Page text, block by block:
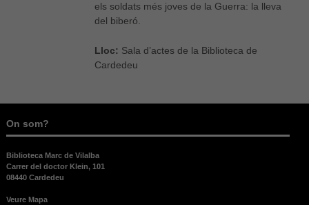
els soldats més joves de la Guerra: la lleva
del biberó.
Lloc: Sala d’actes de la Biblioteca de
Cardedeu
On som?
Biblioteca Marc de Vilalba
Carrer del doctor Klein, 101
08440 Cardedeu
Veure Mapa